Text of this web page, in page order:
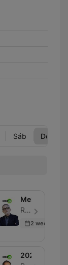
Sáb Dom
Melog
Radio 24 - Episodio 30
2 weeks ago
2024